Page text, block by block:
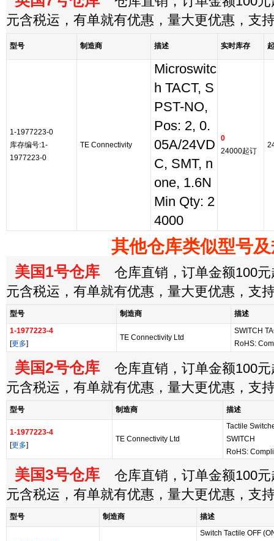
元含税运，有单就有优惠，量大更优惠，支
型号 制造商 描述 实时库存
1-1977223-0
库存编号:1-
1977223-0
TE Connectivity
Microswitc
h TACT, S
PST-NO,
Pos: 2, 0.
05A/24VD
C, SMT, n
one, 1.6N
Min Qty: 2
4000
0
24000起订
其他仓库类似型号
美国1号仓库 仓库直销，订单金额100元
元含税运，有单就有优惠，量大更优惠，支
型号 制造商
描述
1-1977223-4
[更多]
TE Connectivity Ltd
SWITCH
RoHS:
美国2号仓库 仓库直销，订单金额100元
元含税运，有单就有优惠，量大更优惠，支
型号 制造商 描述
1-1977223-4
[更多]
TE Connectivity Ltd
Tactile
SWITCH
RoHS:
美国3号仓库 仓库直销，订单金额100元
元含税运，有单就有优惠，量大更优惠，支
型号 制造商 描述
Switch Tactile OFF